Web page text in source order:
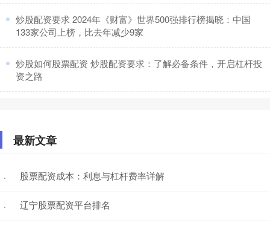
​炒股配资要求 2024年《财富》世界500强排行榜揭晓：中国
133家公司上榜，比去年减少9家
​炒股如何股票配资 炒股配资要求：了解必备条件，开启杠杆投
资之路
最新文章
· 股票配资成本：利息与杠杆费率详解
· 辽宁股票配资平台排名